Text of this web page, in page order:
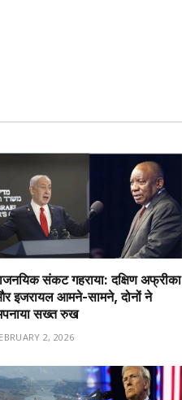
संकट गहराया: दक्षिण अफ्रीका
इजरायल आमने-सामने, दोनों ने
सख्त रुख
2, 2026